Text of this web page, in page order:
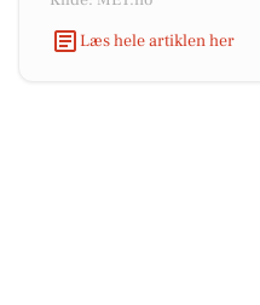
Læs hele artiklen her